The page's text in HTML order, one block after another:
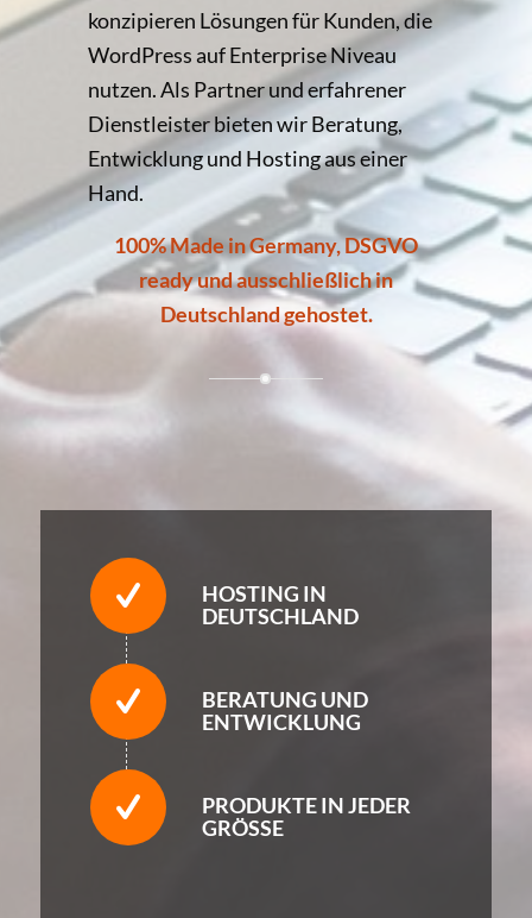
konzipieren Lösungen für Kunden, die
WordPress auf Enterprise Niveau
nutzen. Als Partner und erfahrener
Dienstleister bieten wir Beratung,
Entwicklung und Hosting aus einer
Hand.
100% Made in Germany, DSGVO
ready und ausschließlich in
Deutschland gehostet.
HOSTING IN
DEUTSCHLAND
BERATUNG UND
ENTWICKLUNG
PRODUKTE IN JEDER
GRÖSSE